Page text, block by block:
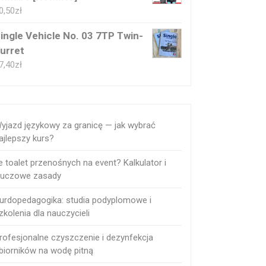
zł
Vehicle No. 03 7TP Twin-
zł
językowy za granicę — jak wybrać
kurs?
toalet przenośnych na event? Kalkulator i
zasady
studia podyplomowe i
dla nauczycieli
czyszczenie i dezynfekcja
na wodę pitną